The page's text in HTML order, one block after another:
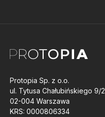
Protopia Sp. z o.o.
ul. Tytusa Chałubińskiego 9/2
02-004 Warszawa
KRS: 0000806334